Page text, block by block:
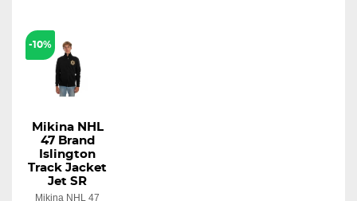
-10%
Mikina NHL
47 Brand
Islington
Track Jacket
Jet SR
Mikina NHL 47